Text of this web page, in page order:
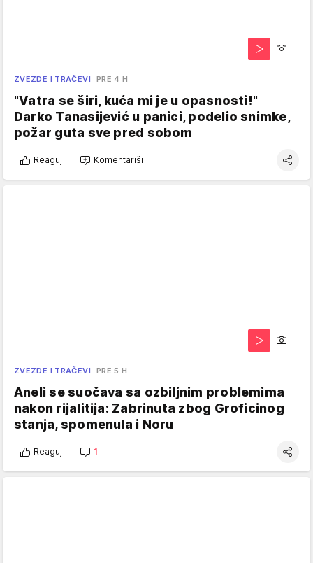
ZVEZDE I TRAČEVI PRE 4 H
"Vatra se širi, kuća mi je u opasnosti!"
Darko Tanasijević u panici, podelio snimke,
požar guta sve pred sobom
Reaguj Komentariši
ZVEZDE I TRAČEVI PRE 5 H
Aneli se suočava sa ozbiljnim problemima
nakon rijalitija: Zabrinuta zbog Groficinog
stanja, spomenula i Noru
Reaguj 1